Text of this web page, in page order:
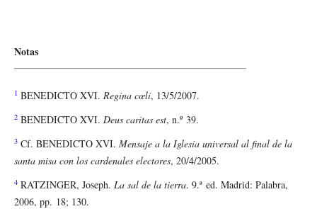
Notas
1 BENEDICTO XVI. Regina cœli, 13/5/2007.
2 BENEDICTO XVI. Deus caritas est, n.º 39.
3 Cf. BENEDICTO XVI. Mensaje a la Iglesia universal al final de la
santa misa con los cardenales electores, 20/4/2005.
4 RATZINGER, Joseph. La sal de la tierra. 9.ª ed. Madrid: Palabra,
2006, pp. 18; 130.